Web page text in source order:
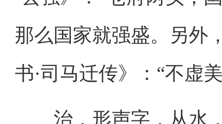
那么国家就强盛。另外
书·司马迁传》：“不虚
治，形声字，从水，